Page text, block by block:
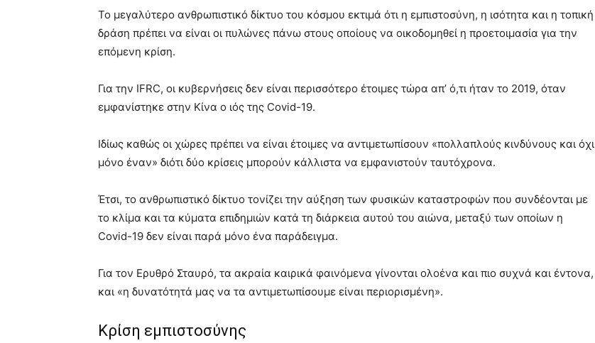
Το μεγαλύτερο ανθρωπιστικό δίκτυο του κόσμου εκτιμά ότι η εμπιστοσύνη, η ισότητα και η τοπική
δράση πρέπει να είναι οι πυλώνες πάνω στους οποίους να οικοδομηθεί η προετοιμασία για την
επόμενη κρίση.
Για την IFRC, οι κυβερνήσεις δεν είναι περισσότερο έτοιμες τώρα απ’ ό,τι ήταν το 2019, όταν
εμφανίστηκε στην Κίνα ο ιός της Covid-19.
Ιδίως καθώς οι χώρες πρέπει να είναι έτοιμες να αντιμετωπίσουν «πολλαπλούς κινδύνους και όχι
μόνο έναν» διότι δύο κρίσεις μπορούν κάλλιστα να εμφανιστούν ταυτόχρονα.
Έτσι, το ανθρωπιστικό δίκτυο τονίζει την αύξηση των φυσικών καταστροφών που συνδέονται με
το κλίμα και τα κύματα επιδημιών κατά τη διάρκεια αυτού του αιώνα, μεταξύ των οποίων η
Covid-19 δεν είναι παρά μόνο ένα παράδειγμα.
Για τον Ερυθρό Σταυρό, τα ακραία καιρικά φαινόμενα γίνονται ολοένα και πιο συχνά και έντονα,
και «η δυνατότητά μας να τα αντιμετωπίσουμε είναι περιορισμένη».
Κρίση εμπιστοσύνης